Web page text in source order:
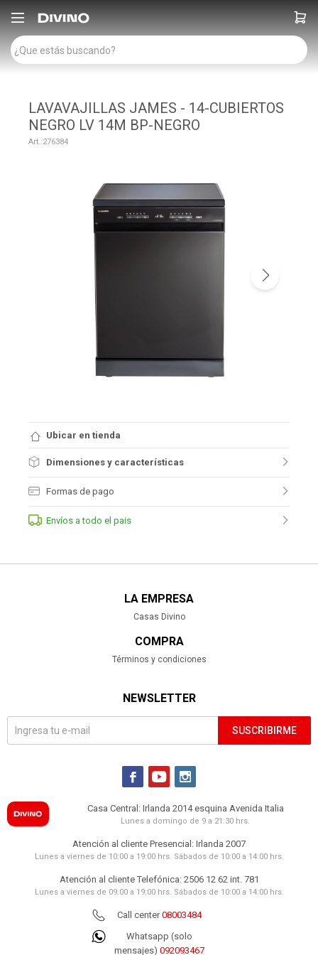

LAVAVAJILLAS JAMES - 14-CUBIERTOS
NEGRO LV 14M BP-NEGRO
276384
Ubicar en tienda
Dimensiones y características
Formas de pago
Envíos a todo el pais
LA EMPRESA
Casas Divino
COMPRA
Términos y condiciones
NEWSLETTER
SUSCRIBIRME
  
Casa Central: Irlanda 2014 esquina Avenida Italia
Lunes a domingo de 9 a 21:30 hrs.
Atención al cliente Presencial: Irlanda 2007
Lunes a viernes de 10:00 a 19:00 hrs. Sábados de 10:00 a 14:00 hrs.
Atención al cliente Telefónica: 2506 12 62 int. 781
Lunes a viernes de 09:00 a 19:00 hrs. Sábados de 10:00 a 14:00 hrs.
Call center08003484
Whatsapp (solo
mensajes) 092093467